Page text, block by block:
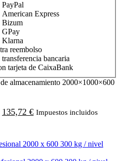
almacenamiento 2000×1000×600
135,72 € Impuestos incluidos